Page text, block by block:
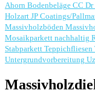
Ahorn Bodenbeläge CC Dr
Holzart JP Coatings/
Massivholzböden
Mosaikparkett nachhaltig
Stabparkett Teppichfliesen
Untergrundvorbereitung